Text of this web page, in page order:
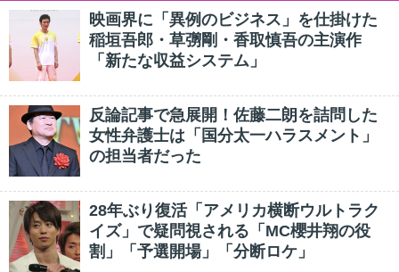
映画界に「異例のビジネス」を仕掛けた
稲垣吾郎・草彅剛・香取慎吾の主演作
「新たな収益システム」
反論記事で急展開！佐藤二朗を詰問した
女性弁護士は「国分太一ハラスメント」
の担当者だった
28年ぶり復活「アメリカ横断ウルトラク
イズ」で疑問視される「MC櫻井翔の役
割」「予選開場」「分断ロケ」